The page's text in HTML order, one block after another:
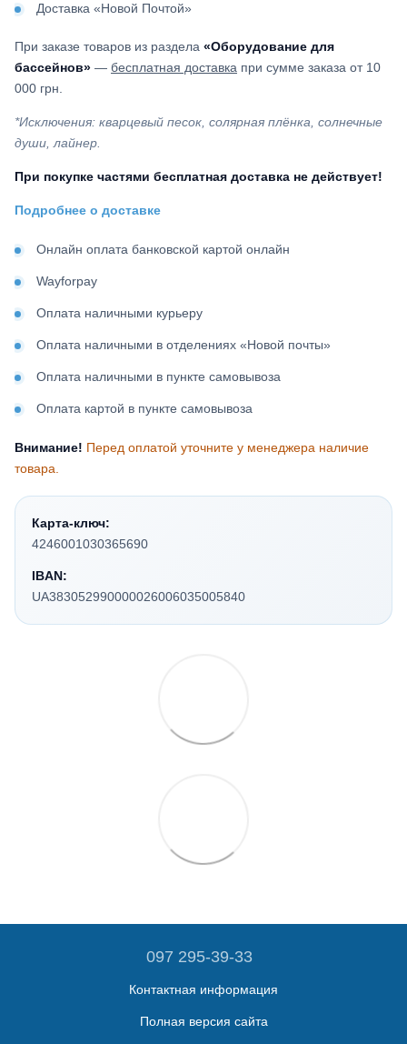
Доставка «Новой Почтой»
При заказе товаров из раздела «Оборудование для
бассейнов» — бесплатная доставка при сумме заказа от 10
000 грн.
*Исключения: кварцевый песок, солярная плёнка, солнечные
души, лайнер.
При покупке частями бесплатная доставка не действует!
Подробнее о доставке
Онлайн оплата банковской картой онлайн
Wayforpay
Оплата наличными курьеру
Оплата наличными в отделениях «Новой почты»
Оплата наличными в пункте самовывоза
Оплата картой в пункте самовывоза
Внимание! Перед оплатой уточните у менеджера наличие
товара.
Карта-ключ:
4246001030365690
IBAN:
UA383052990000026006035005840
097 295-39-33
Контактная информация
Полная версия сайта